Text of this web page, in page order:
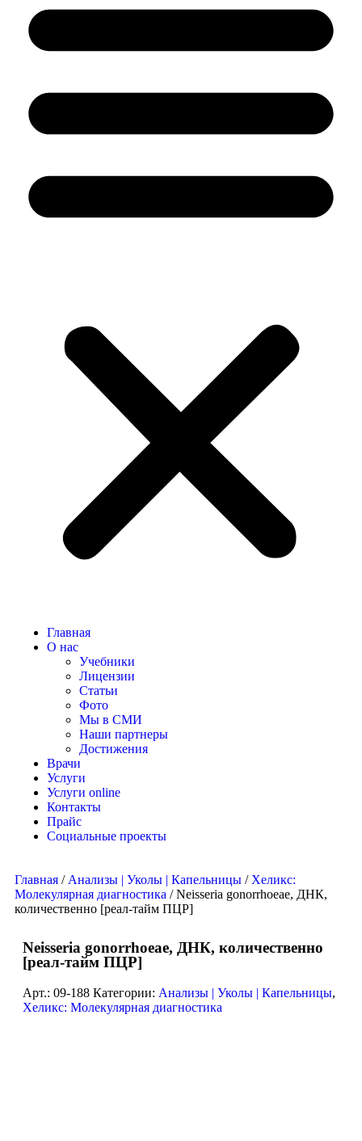
Главная
О нас
Учебники
Лицензии
Статьи
Фото
Мы в СМИ
Наши партнеры
Достижения
Врачи
Услуги
Услуги online
Контакты
Прайс
Социальные проекты
Главная / Анализы | Уколы | Капельницы / Хеликс:
Молекулярная диагностика / Neisseria gonorrhoeae, ДНК,
количественно [реал-тайм ПЦР]
Neisseria gonorrhoeae, ДНК, количественно
[реал-тайм ПЦР]
Арт.: 09-188 Категории: Анализы | Уколы | Капельницы,
Хеликс: Молекулярная диагностика